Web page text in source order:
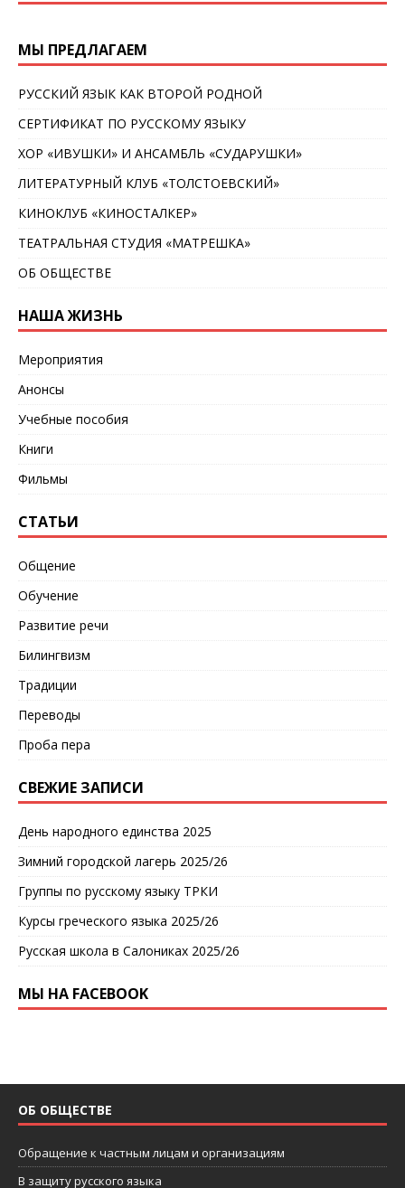
МЫ ПРЕДЛАГАЕМ
РУССКИЙ ЯЗЫК КАК ВТОРОЙ РОДНОЙ
СЕРТИФИКАТ ПО РУССКОМУ ЯЗЫКУ
ХОР «ИВУШКИ» И АНСАМБЛЬ «СУДАРУШКИ»
ЛИТЕРАТУРНЫЙ КЛУБ «ТОЛСТОЕВСКИЙ»
КИНОКЛУБ «КИНОСТАЛКЕР»
ТЕАТРАЛЬНАЯ СТУДИЯ «МАТРЕШКА»
ОБ ОБЩЕСТВЕ
НАША ЖИЗНЬ
Мероприятия
Анонсы
Учебные пособия
Книги
Фильмы
СТАТЬИ
Общение
Обучение
Развитие речи
Билингвизм
Традиции
Переводы
Проба пера
СВЕЖИЕ ЗАПИСИ
День народного единства 2025
Зимний городской лагерь 2025/26
Группы по русскому языку ТРКИ
Курсы греческого языка 2025/26
Русская школа в Салониках 2025/26
МЫ НА FACEBOOK
ОБ ОБЩЕСТВЕ
Обращение к частным лицам и организациям
В защиту русского языка